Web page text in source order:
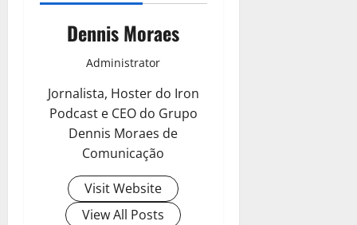
Dennis Moraes
Administrator
Jornalista, Hoster do Iron
Podcast e CEO do Grupo
Dennis Moraes de
Comunicação
Visit Website
View All Posts